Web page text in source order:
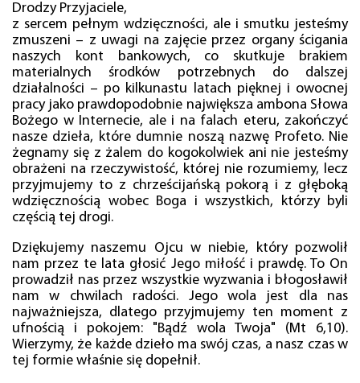
Drodzy Przyjaciele,
z sercem pełnym wdzięczności, ale i smutku jesteśmy
zmuszeni – z uwagi na zajęcie przez organy ścigania
naszych kont bankowych, co skutkuje brakiem
materialnych środków potrzebnych do dalszej
działalności – po kilkunastu latach pięknej i owocnej
pracy jako prawdopodobnie największa ambona Słowa
Bożego w Internecie, ale i na falach eteru, zakończyć
nasze dzieła, które dumnie noszą nazwę Profeto. Nie
żegnamy się z żalem do kogokolwiek ani nie jesteśmy
obrażeni na rzeczywistość, której nie rozumiemy, lecz
przyjmujemy to z chrześcijańską pokorą i z głęboką
wdzięcznością wobec Boga i wszystkich, którzy byli
częścią tej drogi.
Dziękujemy naszemu Ojcu w niebie, który pozwolił
nam przez te lata głosić Jego miłość i prawdę. To On
prowadził nas przez wszystkie wyzwania i błogosławił
nam w chwilach radości. Jego wola jest dla nas
najważniejsza, dlatego przyjmujemy ten moment z
ufnością i pokojem: "Bądź wola Twoja" (Mt 6,10).
Wierzymy, że każde dzieło ma swój czas, a nasz czas w
tej formie właśnie się dopełnił.